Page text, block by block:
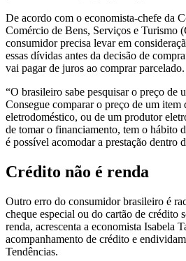
De acordo com o economista-chefe da
Comércio de Bens, Serviços e Turismo
consumidor precisa levar em
essas dívidas antes da decisão de
vai pagar de juros ao comprar parcelado.
“O brasileiro sabe pesquisar o preço de
Consegue comparar o preço de um item
eletrodoméstico, ou de um produtor
de tomar o financiamento, tem o hábito
é possível acomodar a prestação dentro
Crédito não é renda
Outro erro do consumidor brasileiro é
cheque especial ou do cartão de crédito
renda, acrescenta a economista Isabela
acompanhamento de crédito e
Tendências.